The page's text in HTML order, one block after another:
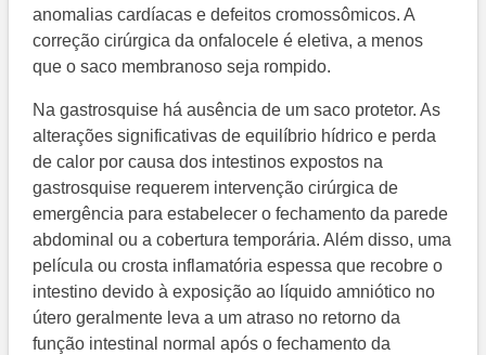
anomalias cardíacas e defeitos cromossômicos. A
correção cirúrgica da onfalocele é eletiva, a menos
que o saco membranoso seja rompido.
Na gastrosquise há ausência de um saco protetor. As
alterações significativas de equilíbrio hídrico e perda
de calor por causa dos intestinos expostos na
gastrosquise requerem intervenção cirúrgica de
emergência para estabelecer o fechamento da parede
abdominal ou a cobertura temporária. Além disso, uma
película ou crosta inflamatória espessa que recobre o
intestino devido à exposição ao líquido amniótico no
útero geralmente leva a um atraso no retorno da
função intestinal normal após o fechamento da